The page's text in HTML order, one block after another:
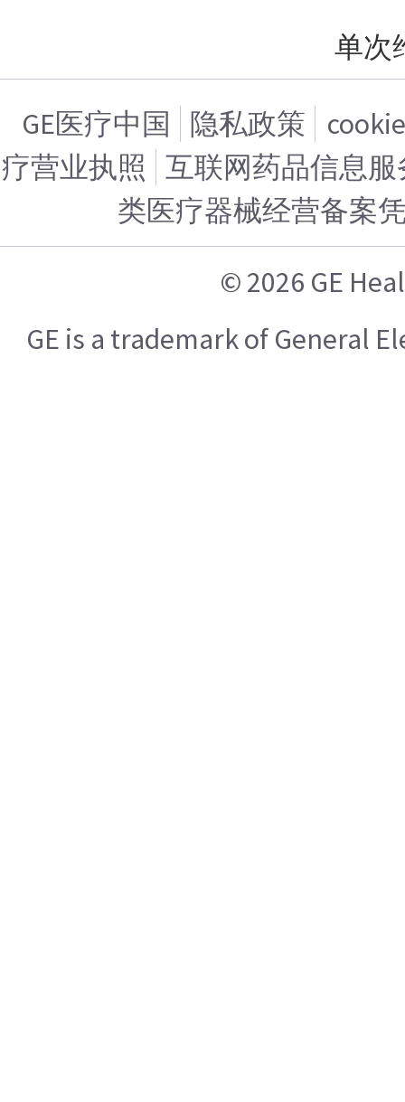
单次
GE医疗中国 隐私政策
疗营业执照 互联网药品信息服
类医疗器械经营备案
© 2026 GE
GE is a trademark of General